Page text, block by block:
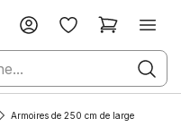
Armoires de 250 cm de large